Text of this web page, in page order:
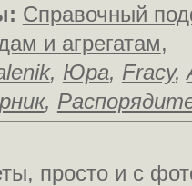
Справочный
и агрегатам,
, Юра, Fracy,
,
просто и c